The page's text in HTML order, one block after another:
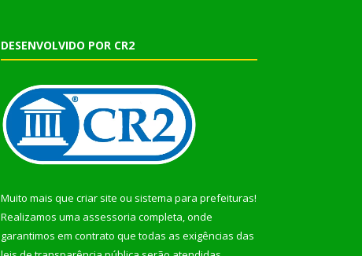
DESENVOLVIDO POR CR2
Muito mais que criar site ou sistema para prefeituras!
Realizamos uma assessoria completa, onde
garantimos em contrato que todas as exigências das